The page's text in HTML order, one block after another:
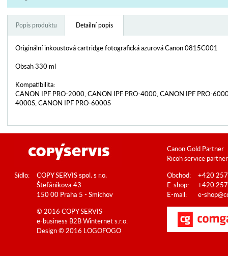
Popis produktu Detailní popis
Originální inkoustová cartridge fotografická azurová Canon 0815C001
Obsah 330 ml
Kompatibilita:
CANON IPF PRO-2000, CANON IPF PRO-4000, CANON IPF PRO-
4000S, CANON IPF PRO-6000S
Canon Gold Partner
Ricoh service partner
Sídlo:
COPY SERVIS spol. s r.o.
Štefánikova 43
150 00 Praha 5 - Smíchov
Obchod:
+420
E-shop:
+420
E-mail:
e-
© 2016 COPY SERVIS
e-business B2BWinternet s.r.o.
Design © 2016 LOGOFOGO